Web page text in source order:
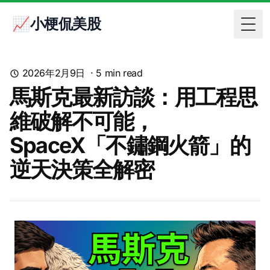
📈小梗侃美股
2026年2月9日 · 5 min read
馬斯克最新訪談：用工程思
維破解不可能，
SpaceX「不鏽鋼火箭」的
逆天決策全解密